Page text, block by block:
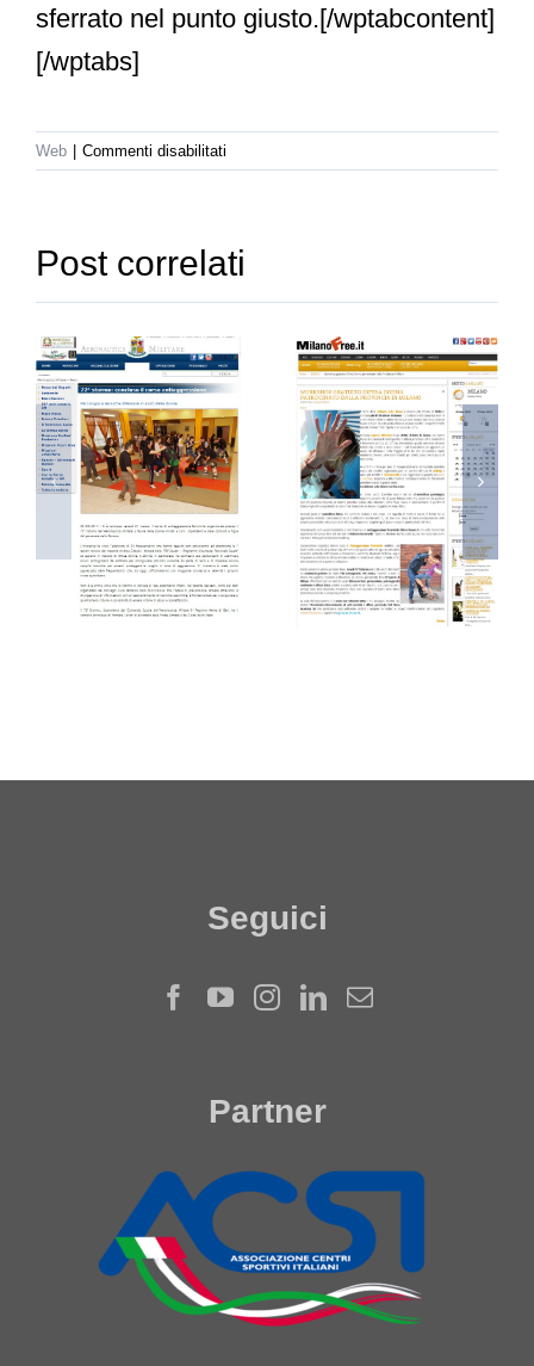
sferrato nel punto giusto.[/wptabcontent]
[/wptabs]
Web Commenti disabilitati
Corriere.it
Post correlati
Milanofree.it
– 13
febbraio
2014
18 Maggio
Seguici
Partner